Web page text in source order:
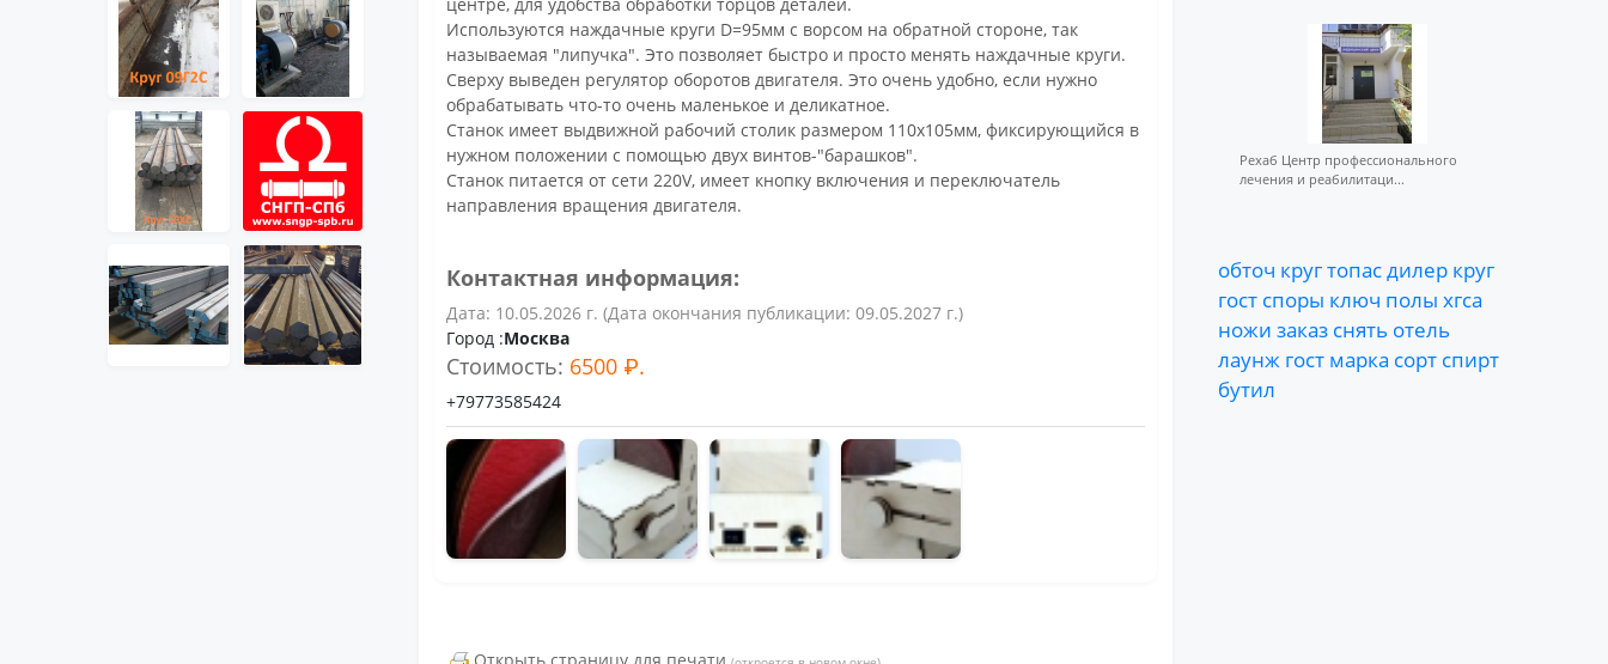
Используются наждачные круги D=95мм с ворсом на обратной стороне, так
называемая "липучка". Это позволяет быстро и просто менять наждачные круги.
Сверху выведен регулятор оборотов двигателя. Это очень удобно, если нужно
обрабатывать что-то очень маленькое и деликатное.
Станок имеет выдвижной рабочий столик размером 110х105мм, фиксирующийся в
нужном положении с помощью двух винтов-"барашков".
Станок питается от сети 220V, имеет кнопку включения и переключатель
направления вращения двигателя.
Контактная информация:
Дата: 10.05.2026 г. (Дата окончания публикации: 09.05.2027 г.)
Город :Москва
Стоимость: 6500 ₽.
+79773585424
Рехаб Центр профессионального
лечения и реабилитаци...
обточ кругтопасдилер круг
гост споры ключ полы хгса
ножи заказ снять отель
лаунж гост марка сорт спирт
бутил